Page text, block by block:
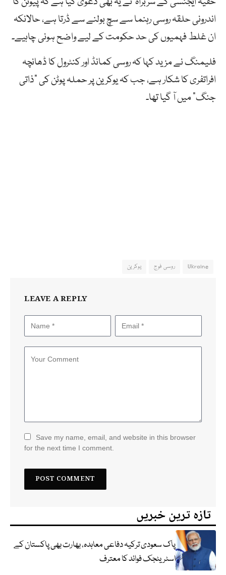
اندرونی حلقہ روسی رہنما سے سچ بولنے سے ڈرتا ہے، حالانکہ
ان غلط فہمیوں کی حد حکومت کے لیے واضح ہونی چاہیے۔
فلیمنگ نے مزید کہا کہ روسی کمانڈ اور کنٹرول کا ڈھانچہ
افراتفری کا شکار ہے، جب کہ یوکرین پر حملہ پوٹن کی “ذاتی
جنگ” میں آ گیا تھا۔
Ukraine روسی فوج یوکرین
LEAVE A REPLY
Save my name, email, and website in this browser
for the next time I comment.
تازہ ترین خبریں
پاک سعودی ترکیہ دفاعی معاہدہ، بھارت بھی پاکستان کے
اسٹریٹجک فوائد کا معترف